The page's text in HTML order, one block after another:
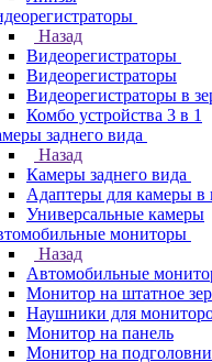
Назад
Видеорегистраторы
Видеорегистраторы
Видеорегистраторы в
Комбо устройства 3 в 1
заднего вида
Назад
Камеры заднего вида
Адаптеры для камеры в
Универсальные камеры
мониторы
Назад
Автомобильные
Монитор на штатное
Наушники для
Монитор на панель
Монитор на